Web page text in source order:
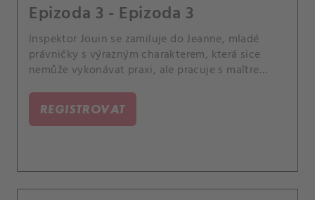
Epizoda 3 - Epizoda 3
Inspektor Jouin se zamiluje do Jeanne, mladé
právničky s výrazným charakterem, která sice
nemůže vykonávat praxi, ale pracuje s maître
rozhodne pomoci s Bergerovým případem.
REGISTROVAT